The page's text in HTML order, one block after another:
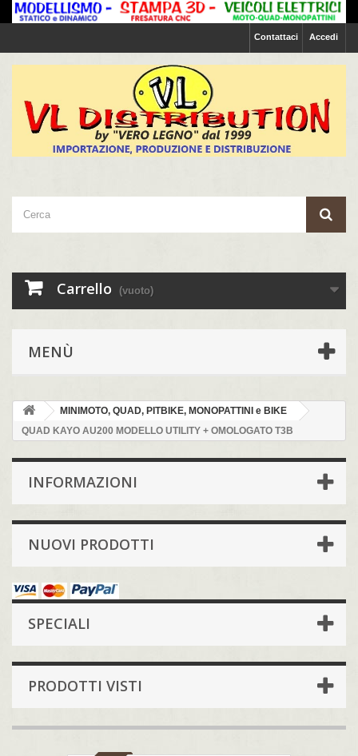
Accedi
Contattaci
Carrello (vuoto)
MENÙ
MINIMOTO, QUAD, PITBIKE, MONOPATTINI e BIKE
QUAD KAYO AU200 MODELLO UTILITY + OMOLOGATO T3B
INFORMAZIONI
NUOVI PRODOTTI
SPECIALI
PRODOTTI VISTI